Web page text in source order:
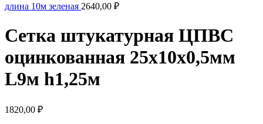
длина 10м зеленая 2640,00 ₽
Сетка штукатурная ЦПВС
оцинкованная 25х10х0,5мм
L9м h1,25м
1820,00 ₽